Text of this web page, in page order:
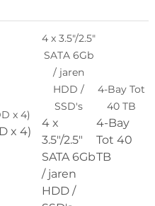
x 4)
x 4)
4 x 3.5″/2.5″
SATA 6Gb
/ jaren
HDD /
SSD's
4 x
3.5″/2.5″
SATA 6Gb
/ jaren
HDD /
4-Bay Tot
40 TB
4-Bay
Tot 40
TB